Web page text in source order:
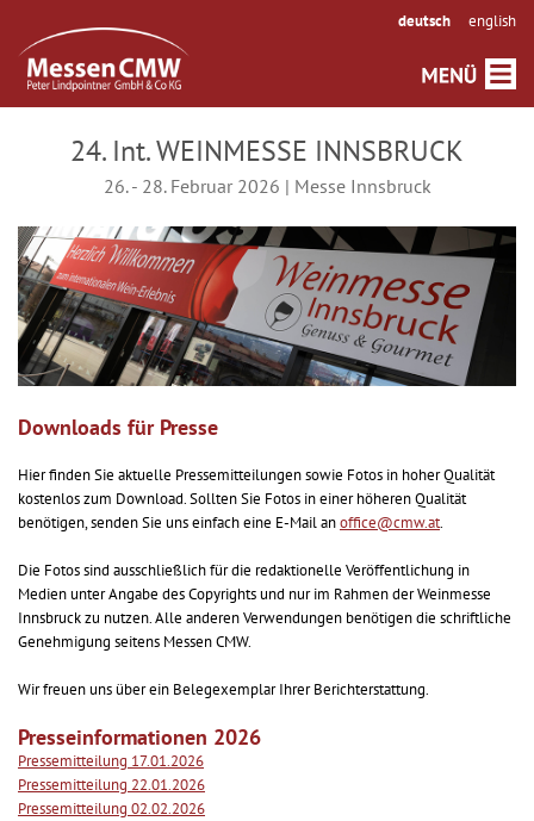
deutsch english
24. Int. WEINMESSE INNSBRUCK
26. - 28. Februar 2026 | Messe Innsbruck
Downloads für Presse
Hier finden Sie aktuelle Pressemitteilungen sowie Fotos in hoher Qualität
kostenlos zum Download. Sollten Sie Fotos in einer höheren Qualität
benötigen, senden Sie uns einfach eine E-Mail anoffice@cmw.at.
Die Fotos sind ausschließlich für die redaktionelle Veröffentlichung in
Medien unter Angabe des Copyrights und nur im Rahmen der Weinmesse
Innsbruck zu nutzen. Alle anderen Verwendungen benötigen die schriftliche
Genehmigung seitens Messen CMW.
Wir freuen uns über ein Belegexemplar Ihrer Berichterstattung.
Presseinformationen 2026
Pressemitteilung 17.01.2026
Pressemitteilung 22.01.2026
Pressemitteilung 02.02.2026